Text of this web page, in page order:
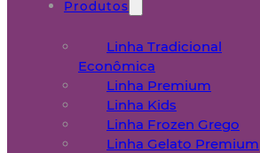
Produtos
Linha Tradicional
Econômica
Linha Premium
Linha Kids
Linha Frozen Grego
Linha Gelato Premium